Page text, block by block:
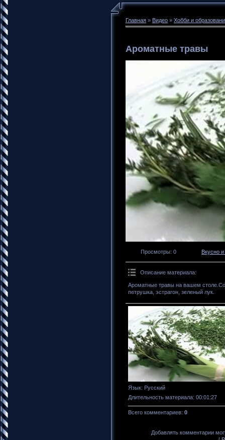
Главная » Видео » Хобби и
Ароматные травы
Просмотры: 0 Вкусно
Описание материала:
Ароматные травы на вашем
петрушка, эстрагон, зеленый лук.
Язык: Русский
Длительность материала: 00:01:27
Всего комментариев: 0
Добавлять комментарии